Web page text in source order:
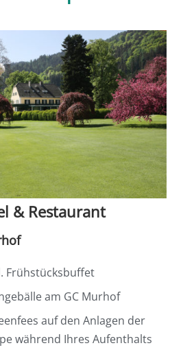
& Restaurant
Frühstücksbuffet
am GC Murhof
auf den Anlagen der
während Ihres Aufenthalts